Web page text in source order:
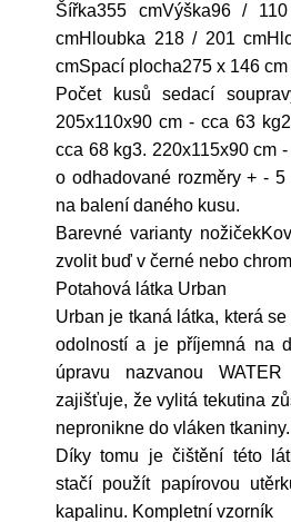
Šířka355 cmVýška96 /
cmHloubka 218 / 201
cmSpací plocha275 x 146 cm
Počet kusů sedací
205x110x90 cm - cca 63
cca 68 kg3. 220x115x90 cm
o odhadované rozměry + -
na balení daného kusu.
Barevné varianty
zvolit buď v černé nebo
Potahová látka Urban
Urban je tkaná látka, která
odolností a je příjemná na
úpravu nazvanou
zajišťuje, že vylitá tekutina
nepronikne do vláken tkaniny.
Díky tomu je čištění této
stačí použít papírovou
kapalinu. Kompletní vzorník